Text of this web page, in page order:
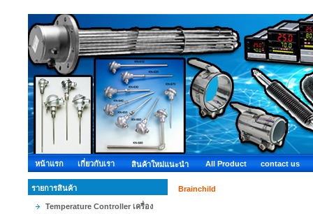
หน้าแรก เกี่ยวกับเรา สินค้าใหม่แนะนำ All Product contact us
รายการสินค้า
Temperature Controller เครื่อง
Brainchild